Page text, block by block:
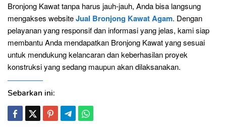
Bronjong Kawat tanpa harus jauh-jauh, Anda bisa langsung
mengakses websiteJual Bronjong Kawat Agam. Dengan
pelayanan yang responsif dan informasi yang jelas, kami siap
membantu Anda mendapatkan Bronjong Kawat yang sesuai
untuk mendukung kelancaran dan keberhasilan proyek
konstruksi yang sedang maupun akan dilaksanakan.
Sebarkan ini: